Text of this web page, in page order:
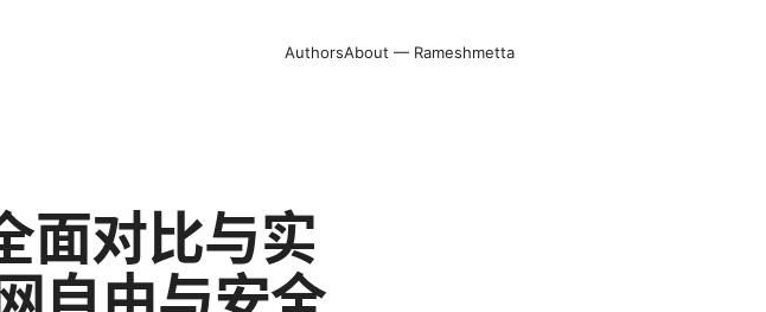
AuthorsAbout — Rameshmetta
面对比与实